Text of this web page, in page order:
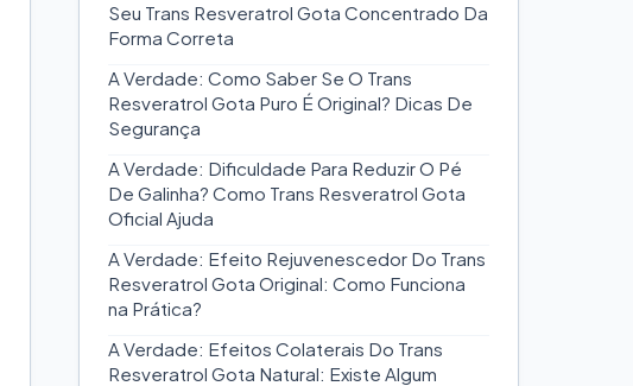
Seu Trans Resveratrol Gota Concentrado Da
Forma Correta
A Verdade: Como Saber Se O Trans
Resveratrol Gota Puro É Original? Dicas De
Segurança
A Verdade: Dificuldade Para Reduzir O Pé
De Galinha? Como Trans Resveratrol Gota
Oficial Ajuda
A Verdade: Efeito Rejuvenescedor Do Trans
Resveratrol Gota Original: Como Funciona
na Prática?
A Verdade: Efeitos Colaterais Do Trans
Resveratrol Gota Natural: Existe Algum